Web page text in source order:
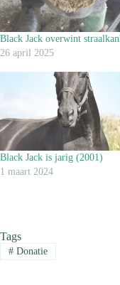
Black Jack overwint
26 april 2025
Black Jack is jarig (2001)
1 maart 2024
Tags
#Donatie